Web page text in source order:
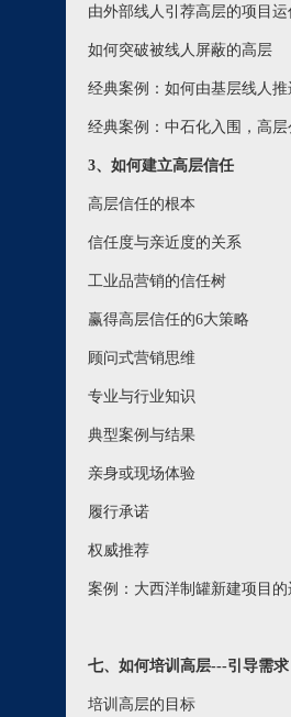
由外部线人引荐高层的项目运
如何突破被线人屏蔽的高层
经典案例：如何由基层线人
经典案例：中石化入围，高
3、如何建立高层信任
高层信任的根本
信任度与亲近度的关系
工业品营销的信任树
赢得高层信任的6大策略
顾问式营销思维
专业与行业知识
典型案例与结果
亲身或现场体验
履行承诺
权威推荐
案例：大西洋制罐新建项目的
七、如何培训高层---引导需求
培训高层的目标